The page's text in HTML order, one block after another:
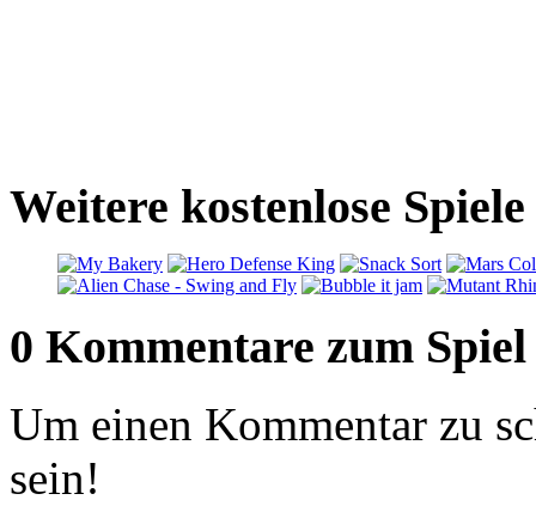
Weitere kostenlose
0 Kommentare zum Spiel
Um einen Kommentar zu
sein!